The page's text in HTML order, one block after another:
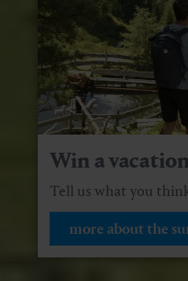
Win a
Tell us what you
more about the